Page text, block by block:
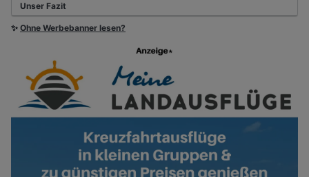
Unser Fazit
✨ Ohne Werbebanner lesen?